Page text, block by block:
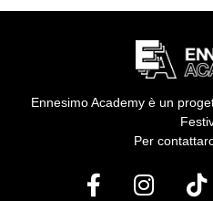
Ennesimo Academy è un
Per